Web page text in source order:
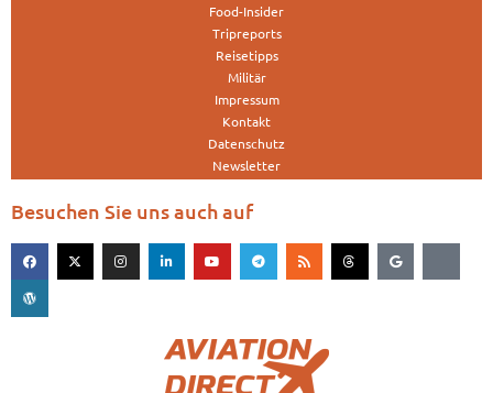
Food-Insider
Tripreports
Reisetipps
Militär
Impressum
Kontakt
Datenschutz
Newsletter
Besuchen Sie uns auch auf